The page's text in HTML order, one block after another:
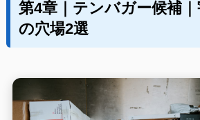
第4章｜テンバガー候補
の穴場2選